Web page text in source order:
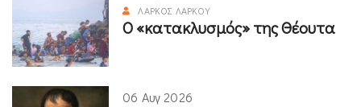
ΛΆΡΚΟΣ ΛΆΡΚΟΥ
Ο «κατακλυσμός» της Θέουτα
06 Αυγ 2026